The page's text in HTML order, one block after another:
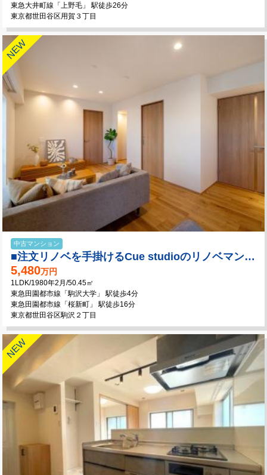
東急大井町線「上野毛」 駅徒歩26分
東京都世田谷区用賀３丁目
中古マンション
■注文リノベを手掛けるCue studioのリノベマンションシリーズ♪
5,480万円
1LDK/1980年2月/50.45㎡
東急田園都市線「駒沢大学」 駅徒歩4分
東急田園都市線「桜新町」 駅徒歩16分
東京都世田谷区駒沢２丁目